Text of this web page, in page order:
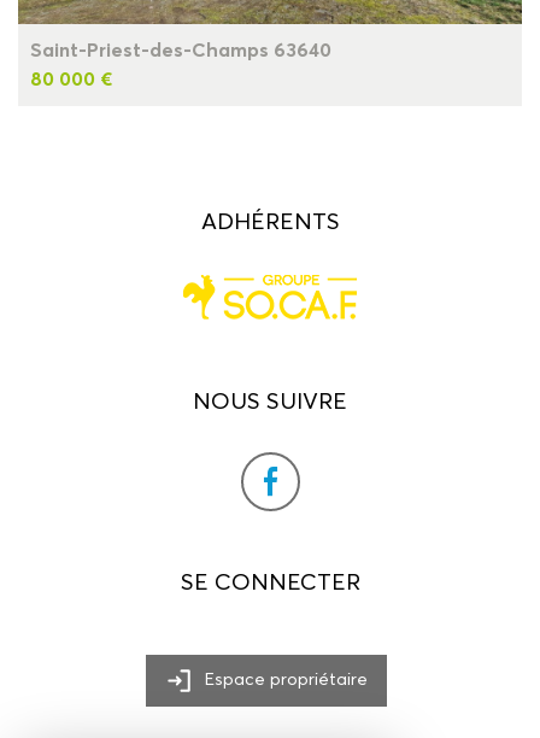
Saint-Priest-des-Champs 63640
80 000 €
NOUS SUIVRE
ADHÉRENTS
SE CONNECTER
Espace propriétaire